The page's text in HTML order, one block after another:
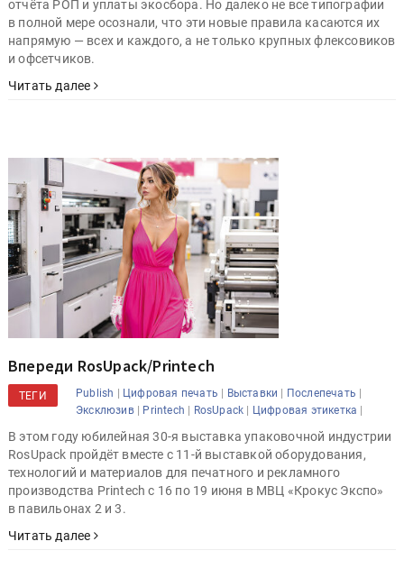
отчёта РОП и уплаты экосбора. Но далеко не все типографии
в полной мере осознали, что эти новые правила касаются их
напрямую — всех и каждого, а не только крупных флексовиков
и офсетчиков.
Читать далее
Впереди RosUpack/Printech
ТЕГИ Publish | Цифровая печать | Выставки | Послепечать |
Эксклюзив| Printech | RosUpack | Цифровая этикетка |
В этом году юбилейная 30-я выставка упаковочной индустрии
RosUpack пройдёт вместе с 11-й выставкой оборудования,
технологий и материалов для печатного и рекламного
производства Printech с 16 по 19 июня в МВЦ «Крокус Экспо»
в павильонах 2 и 3.
Читать далее